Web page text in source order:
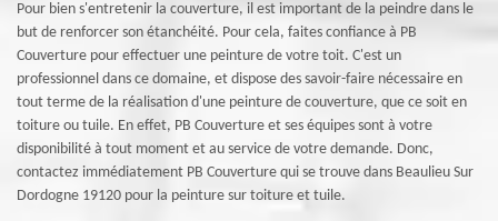
Pour bien s'entretenir la couverture, il est important de la peindre dans le
but de renforcer son étanchéité. Pour cela, faites confiance à PB
Couverture pour effectuer une peinture de votre toit. C'est un
professionnel dans ce domaine, et dispose des savoir-faire nécessaire en
tout terme de la réalisation d'une peinture de couverture, que ce soit en
toiture ou tuile. En effet, PB Couverture et ses équipes sont à votre
disponibilité à tout moment et au service de votre demande. Donc,
contactez immédiatement PB Couverture qui se trouve dans Beaulieu Sur
Dordogne 19120 pour la peinture sur toiture et tuile.